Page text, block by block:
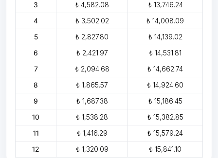
3
₺ 4,582.08
₺ 13,746.24
4
₺ 3,502.02
₺ 14,008.09
5
₺ 2,827.80
₺ 14,139.02
6
₺ 2,421.97
₺ 14,531.81
7
₺ 2,094.68
₺ 14,662.74
8
₺ 1,865.57
₺ 14,924.60
9
₺ 1,687.38
₺ 15,186.45
10
₺ 1,538.28
₺ 15,382.85
11
₺ 1,416.29
₺ 15,579.24
12
₺ 1,320.09 ₺ 15,841.10